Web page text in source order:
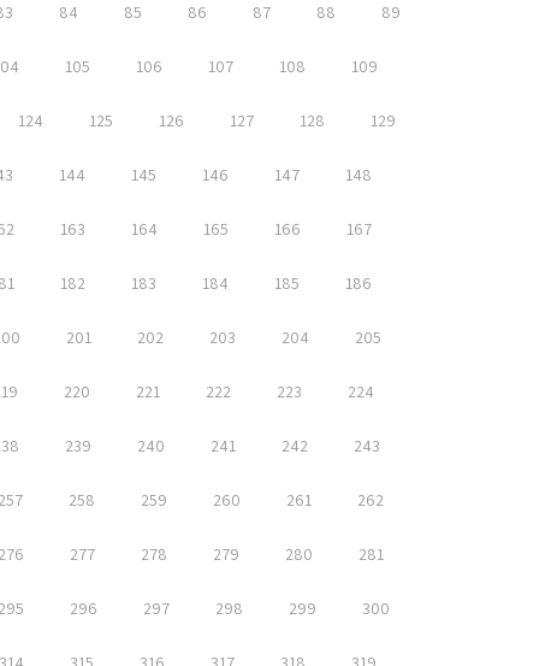
84 85 86 87 88 89
105 106 107 108 109
124 125 126 127 128 129
144 145 146 147 148
163 164 165 166 167
182 183 184 185 186
201 202 203 204 205
220 221 222 223 224
239 240 241 242 243
258 259 260 261 262
277 278 279 280 281
296 297 298 299 300